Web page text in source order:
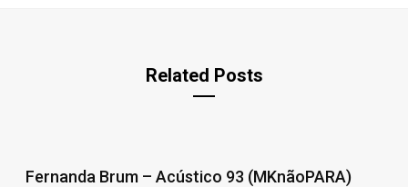
Related Posts
Fernanda Brum – Acústico 93 (MKnãoPARA)